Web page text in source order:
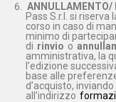
ANNULLAMENTO/
Pass S.r.l. si
corso in caso di
minimo di
di rinvio o
amministrativa, la
l’edizione
base alle
d’acquisto,
all’indirizzo